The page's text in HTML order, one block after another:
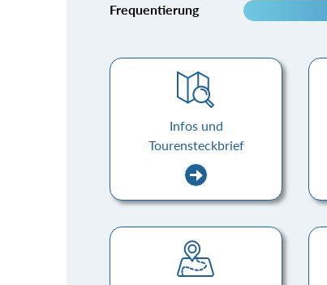
Frequentierung
Infos und
Tourensteckbrief